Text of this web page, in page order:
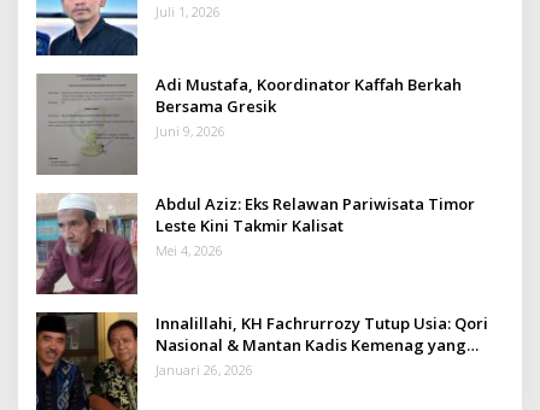
Juli 1, 2026
Adi Mustafa, Koordinator Kaffah Berkah
Bersama Gresik
Juni 9, 2026
Abdul Aziz: Eks Relawan Pariwisata Timor
Leste Kini Takmir Kalisat
Mei 4, 2026
Innalillahi, KH Fachrurrozy Tutup Usia: Qori
Nasional & Mantan Kadis Kemenag yang
Penuh Teladan
Januari 26, 2026